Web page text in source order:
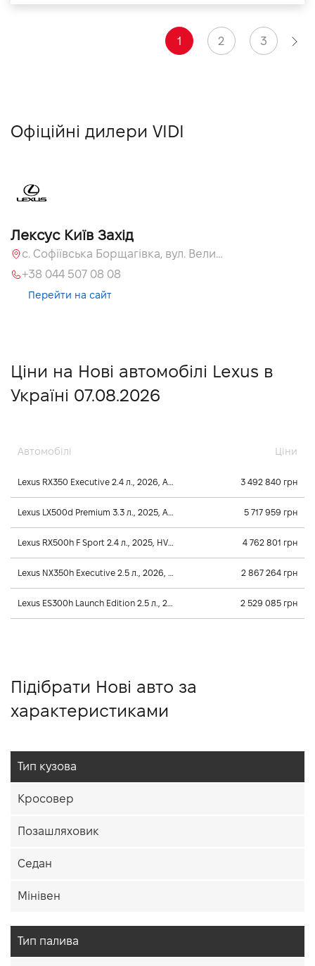
1 2 3
Офіційні дилери VIDI
Лексус Київ Захід
с. Софіївська Борщагівка, вул. Велика Кільцева, 58
+38 044 507 08 08
Перейти на сайт
Ціни на Нові автомобілі Lexus в
Україні 07.08.2026
Автомобілі Ціни
Lexus RX350 Executive 2.4 л., 2026, Автомат 3 492 840 грн
Lexus LX500d Premium 3.3 л., 2025, Автомат 5 717 959 грн
Lexus RX500h F Sport 2.4 л., 2025, HV-Гібридна 4 762 801 грн
Lexus NX350h Executive 2.5 л., 2026, HV-Гібридна 2 867 264 грн
Lexus ES300h Launch Edition 2.5 л., 2025, HV-Гібридна 2 529 085 грн
Підібрати Нові авто за
характеристиками
Тип кузова
Кросовер
Позашляховик
Седан
Мінівен
Тип палива